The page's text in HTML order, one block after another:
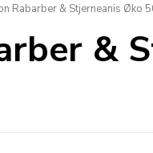
Rabarber & Stjerneanis Øko
&